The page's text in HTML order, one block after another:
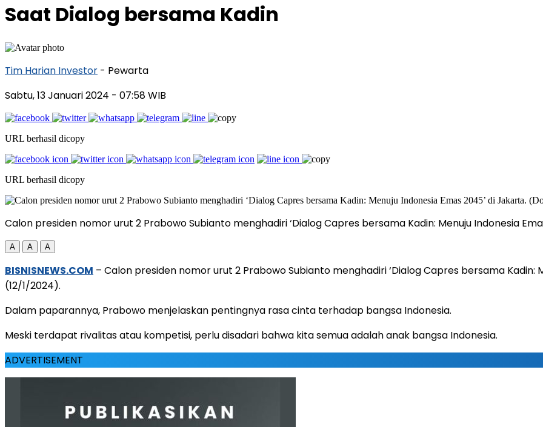
Saat Dialog bersama Kadin
Tim Harian Investor - Pewarta
Sabtu, 13 Januari 2024 - 07:58 WIB
URL berhasil dicopy
URL berhasil dicopy
Calon presiden nomor urut 2 Prabowo Subianto menghadiri ‘Dialog Capres bersama Kadin: Menuju Indonesia
A A A
BISNISNEWS.COM – Calon presiden nomor urut 2 Prabowo Subianto menghadiri ‘Dialog Capres bersama Kadin:
(12/1/2024).
Dalam paparannya, Prabowo menjelaskan pentingnya rasa cinta terhadap bangsa Indonesia.
Meski terdapat rivalitas atau kompetisi, perlu disadari bahwa kita semua adalah anak bangsa Indonesia.
ADVERTISEMENT